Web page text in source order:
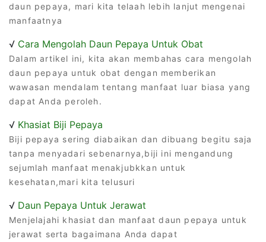
daun pepaya, mari kita telaah lebih lanjut mengenai
manfaatnya
√ Cara Mengolah Daun Pepaya Untuk Obat
Dalam artikel ini, kita akan membahas cara mengolah
daun pepaya untuk obat dengan memberikan
wawasan mendalam tentang manfaat luar biasa yang
dapat Anda peroleh.
√ Khasiat Biji Pepaya
Biji pepaya sering diabaikan dan dibuang begitu saja
tanpa menyadari sebenarnya,biji ini mengandung
sejumlah manfaat menakjubkkan untuk
kesehatan,mari kita telusuri
√ Daun Pepaya Untuk Jerawat
Menjelajahi khasiat dan manfaat daun pepaya untuk
jerawat serta bagaimana Anda dapat